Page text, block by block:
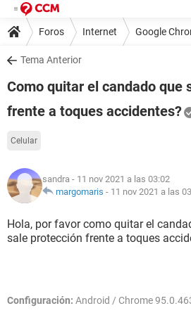
Foros Internet Google
Tema Anterior
Como quitar el candado que
frente a toques accidentes?
Celular
sandra - 11 nov 2021 a las 03:02
margomaris - 11 nov 2021 a las
Hola, por favor como quitar el
sale protección frente a toques
Configuración: Android / Chrome